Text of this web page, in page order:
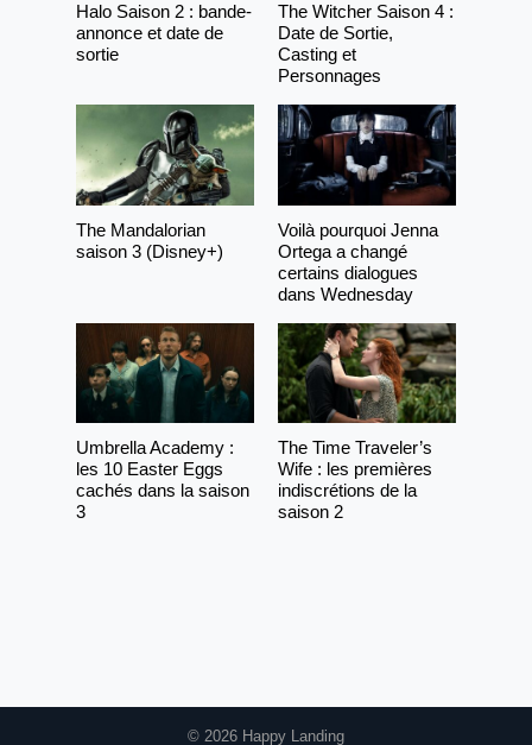
Halo Saison 2 : bande-
annonce et date de
sortie
The Witcher Saison 4 :
Date de Sortie,
Casting et
Personnages
The Mandalorian
saison 3 (Disney+)
Voilà pourquoi Jenna
Ortega a changé
certains dialogues
dans Wednesday
Umbrella Academy :
les 10 Easter Eggs
cachés dans la saison
3
The Time Traveler’s
Wife : les premières
indiscrétions de la
saison 2
© 2026 Happy Landing